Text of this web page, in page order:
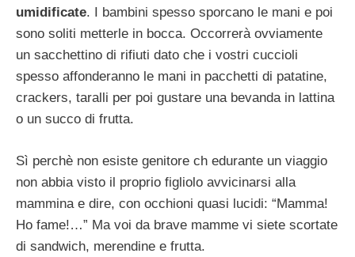
umidificate. I bambini spesso sporcano le mani e poi
sono soliti metterle in bocca. Occorrerà ovviamente
un sacchettino di rifiuti dato che i vostri cuccioli
spesso affonderanno le mani in pacchetti di patatine,
crackers, taralli per poi gustare una bevanda in lattina
o un succo di frutta.
Sì perchè non esiste genitore ch edurante un viaggio
non abbia visto il proprio figliolo avvicinarsi alla
mammina e dire, con occhioni quasi lucidi: “Mamma!
Ho fame!…” Ma voi da brave mamme vi siete scortate
di sandwich, merendine e frutta.